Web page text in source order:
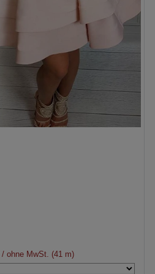
/ ohne MwSt. (41 m)